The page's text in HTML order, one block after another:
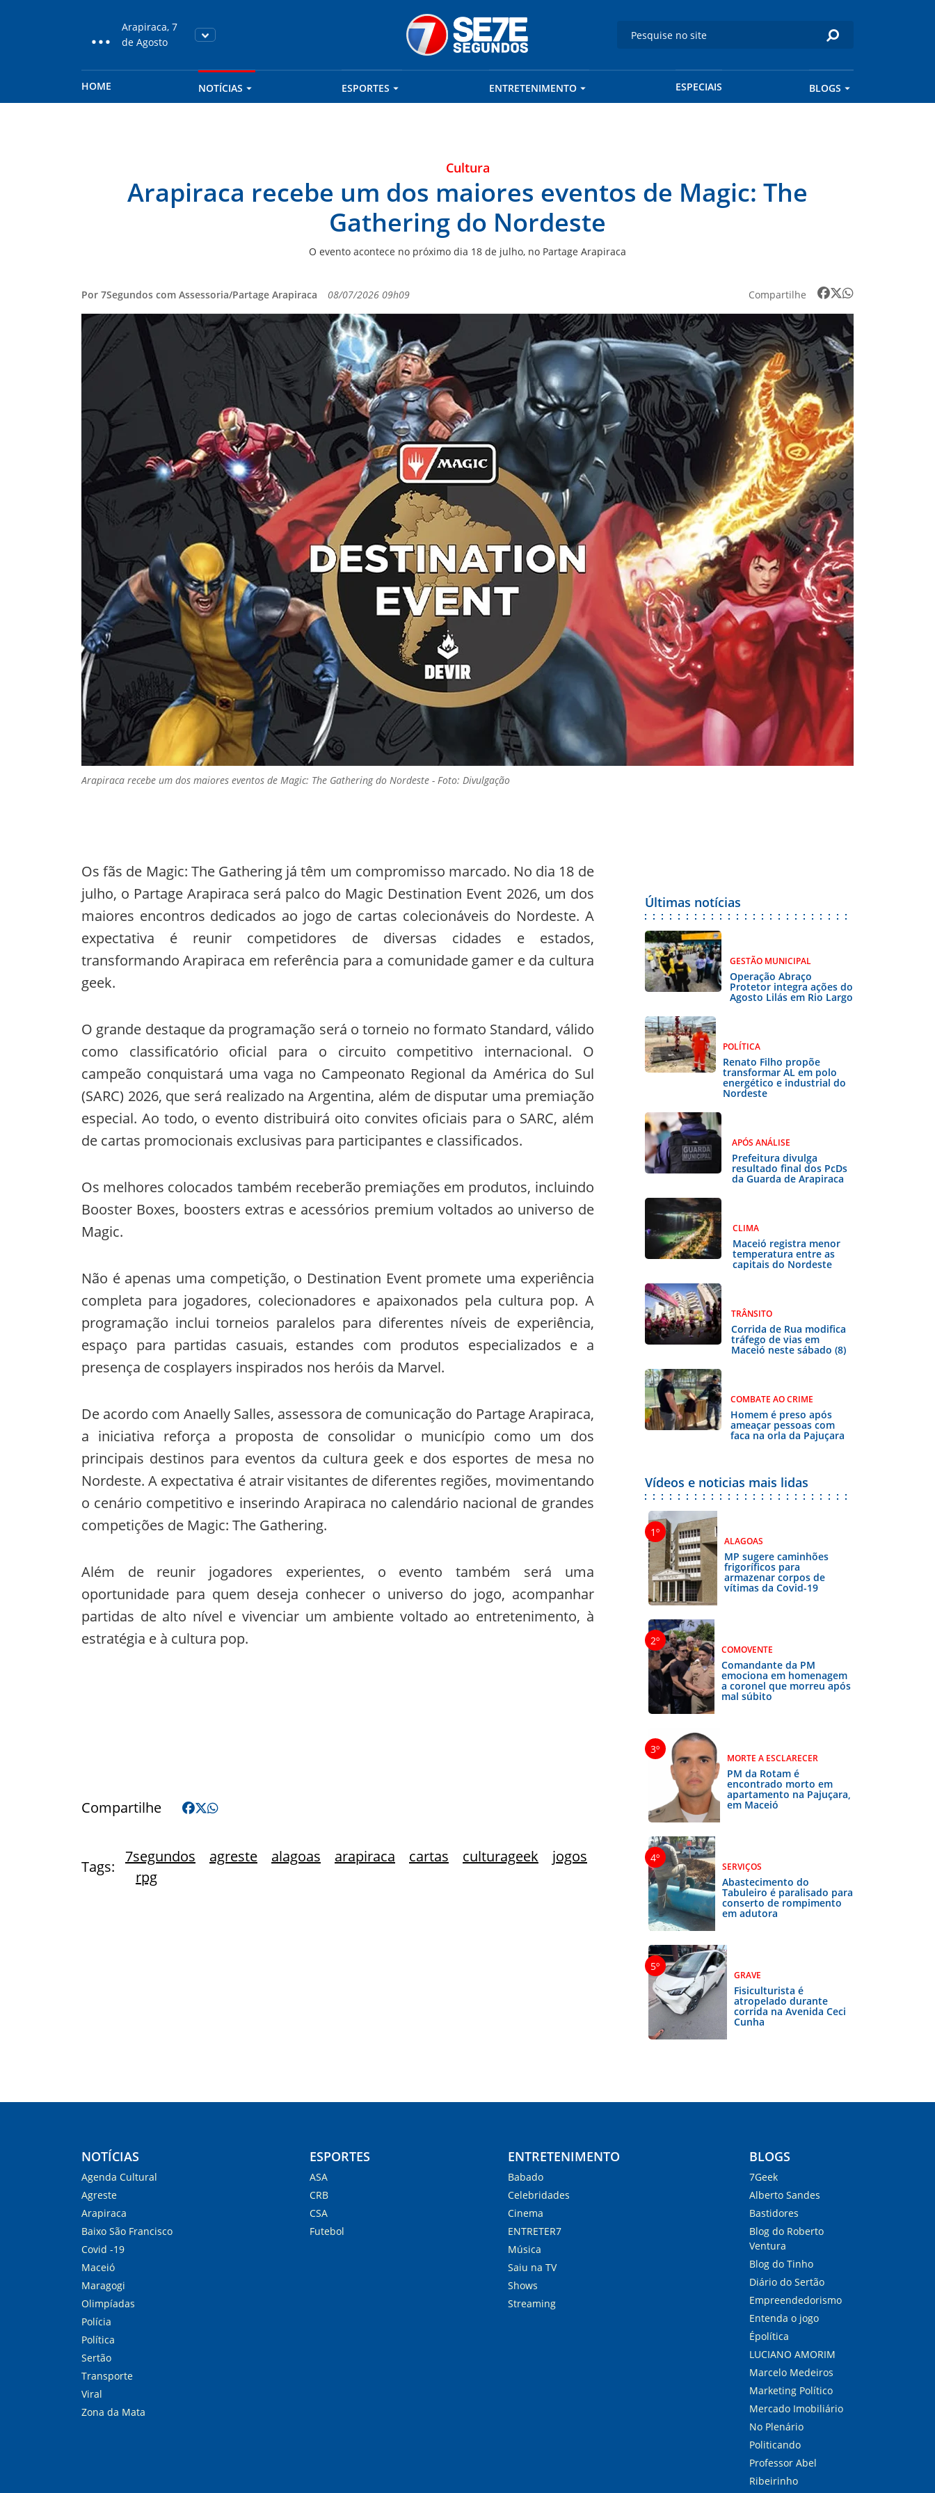
...
Arapiraca, 7
de Agosto
HOME NOTÍCIAS ESPORTES ENTRETENIMENTO ESPECIAIS BLOGS
Cultura
Arapiraca recebe um dos maiores eventos de Magic: The
Gathering do Nordeste
O evento acontece no próximo dia 18 de julho, no Partage Arapiraca
Por 7Segundos com Assessoria/Partage Arapiraca 08/07/2026 09h09 Compartilhe
Arapiraca recebe um dos maiores eventos de Magic: The Gathering do Nordeste - Foto: Divulgação
Os fãs de Magic: The Gathering já têm um compromisso marcado. No dia 18 de
julho, o Partage Arapiraca será palco do Magic Destination Event 2026, um dos
maiores encontros dedicados ao jogo de cartas colecionáveis do Nordeste. A
expectativa é reunir competidores de diversas cidades e estados,
transformando Arapiraca em referência para a comunidade gamer e da cultura
geek.
O grande destaque da programação será o torneio no formato Standard, válido
como classificatório oficial para o circuito competitivo internacional. O
campeão conquistará uma vaga no Campeonato Regional da América do Sul
(SARC) 2026, que será realizado na Argentina, além de disputar uma premiação
especial. Ao todo, o evento distribuirá oito convites oficiais para o SARC, além
de cartas promocionais exclusivas para participantes e classificados.
Os melhores colocados também receberão premiações em produtos, incluindo
Booster Boxes, boosters extras e acessórios premium voltados ao universo de
Magic.
Não é apenas uma competição, o Destination Event promete uma experiência
completa para jogadores, colecionadores e apaixonados pela cultura pop. A
programação inclui torneios paralelos para diferentes níveis de experiência,
espaço para partidas casuais, estandes com produtos especializados e a
presença de cosplayers inspirados nos heróis da Marvel.
De acordo com Anaelly Salles, assessora de comunicação do Partage Arapiraca,
a iniciativa reforça a proposta de consolidar o município como um dos
principais destinos para eventos da cultura geek e dos esportes de mesa no
Nordeste. A expectativa é atrair visitantes de diferentes regiões, movimentando
o cenário competitivo e inserindo Arapiraca no calendário nacional de grandes
competições de Magic: The Gathering.
Além de reunir jogadores experientes, o evento também será uma
oportunidade para quem deseja conhecer o universo do jogo, acompanhar
partidas de alto nível e vivenciar um ambiente voltado ao entretenimento, à
estratégia e à cultura pop.
Compartilhe
Tags:
7segundos agreste alagoas arapiraca cartas culturageek
jogos
rpg
Últimas notícias
GESTÃO MUNICIPAL
Operação Abraço
Protetor integra ações do
Agosto Lilás em Rio Largo
POLÍTICA
Renato Filho propõe
transformar AL em polo
energético e industrial do
Nordeste
APÓS ANÁLISE
Prefeitura divulga
resultado final dos PcDs
da Guarda de Arapiraca
CLIMA
Maceió registra menor
temperatura entre as
capitais do Nordeste
TRÂNSITO
Corrida de Rua modifica
tráfego de vias em
Maceió neste sábado (8)
COMBATE AO CRIME
Homem é preso após
ameaçar pessoas com
faca na orla da Pajuçara
Vídeos e noticias mais lidas
ALAGOAS
MP sugere caminhões
frigoríficos para
armazenar corpos de
vítimas da Covid-19
COMOVENTE
Comandante da PM
emociona em homenagem
a coronel que morreu após
mal súbito
MORTE A ESCLARECER
PM da Rotam é
encontrado morto em
apartamento na Pajuçara,
em Maceió
SERVIÇOS
Abastecimento do
Tabuleiro é paralisado para
conserto de rompimento
em adutora
GRAVE
Fisiculturista é
atropelado durante
corrida na Avenida Ceci
Cunha
NOTÍCIAS
Agenda Cultural
Agreste
Arapiraca
Baixo São Francisco
Covid -19
Maceió
Maragogi
Olimpíadas
Polícia
Política
Sertão
Transporte
Viral
Zona da Mata
ESPORTES
ASA
CRB
CSA
Futebol
ENTRETENIMENTO
Babado
Celebridades
Cinema
ENTRETER7
Música
Saiu na TV
Shows
Streaming
BLOGS
7Geek
Alberto Sandes
Bastidores
Blog do Roberto
Ventura
Blog do Tinho
Diário do Sertão
Empreendedorismo
Entenda o jogo
Épolítica
LUCIANO AMORIM
Marcelo Medeiros
Marketing Político
Mercado Imobiliário
No Plenário
Politicando
Professor Abel
Ribeirinho